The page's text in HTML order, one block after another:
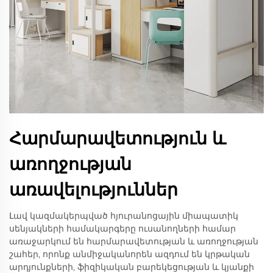
Հարմարավետություն և
առողջության
առավելություններ
Լավ կազմակերպված հյուրանոցային միապատիկ
սենյակների համակարգերը ուսանողների համար
առաջարկում են հարմարավետության և առողջության
շահեր, որոնք անմիջականորեն ազդում են կրթական
արդյունքների, ֆիզիկական բարեկեցության և կյանքի